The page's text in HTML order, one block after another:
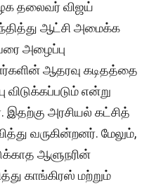
தலைவர் விஜய்
ஆட்சி அமைக்க
அழைப்பு
ஆதரவு கடிதத்தை
என்று
இதற்கு அரசியல் கட்சித்
வருகின்றனர். மேலும்,
ஆளுநரின்
காங்கிரஸ் மற்றும்